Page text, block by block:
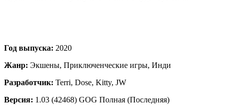
Год выпуска: 2020
Жанр: Экшены, Приключенческие игры, Инди
Разработчик: Terri, Dose, Kitty, JW
Версия: 1.03 (42468) GOG Полная (Последняя)